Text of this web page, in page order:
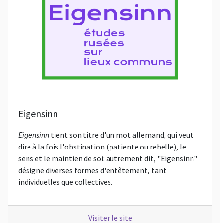
Eigensinn
Eigensinn tient son titre d'un mot allemand, qui veut
dire à la fois l'obstination (patiente ou rebelle), le
sens et le maintien de soi: autrement dit, "Eigensinn"
désigne diverses formes d'entêtement, tant
individuelles que collectives.
Visiter le site